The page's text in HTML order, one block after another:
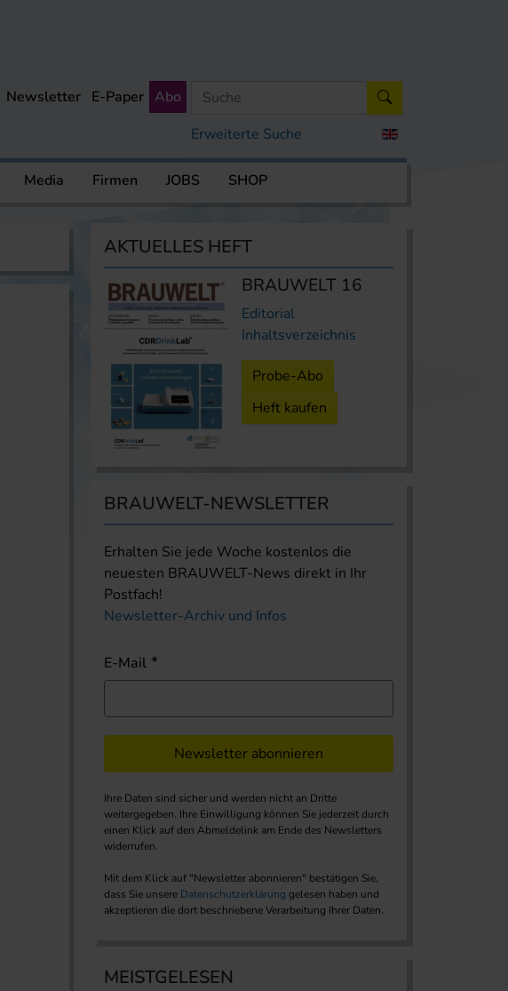
Erweiterte Suche
Newsletter E-Paper Abo
Media Firmen JOBS SHOP
AKTUELLES HEFT
BRAUWELT 16
Editorial
Inhaltsverzeichnis
Probe-Abo
Heft kaufen
BRAUWELT-NEWSLETTER
Erhalten Sie jede Woche kostenlos die
neuesten BRAUWELT-News direkt in Ihr
Postfach!
Newsletter-Archiv und Infos
E-Mail
Newsletter abonnieren
Ihre Daten sind sicher und werden nicht an Dritte
weitergegeben. Ihre Einwilligung können Sie jederzeit durch
einen Klick auf den Abmeldelink am Ende des Newsletters
widerrufen.
Mit dem Klick auf "Newsletter abonnieren" bestätigen Sie,
dass Sie unsere Datenschutzerklärung gelesen haben und
akzeptieren die dort beschriebene Verarbeitung Ihrer Daten.
MEISTGELESEN